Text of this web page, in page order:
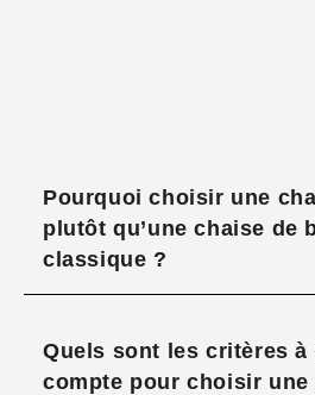
Pourquoi choisir une
plutôt qu’une chaise de
classique ?
Quels sont les critères à
compte pour choisir une